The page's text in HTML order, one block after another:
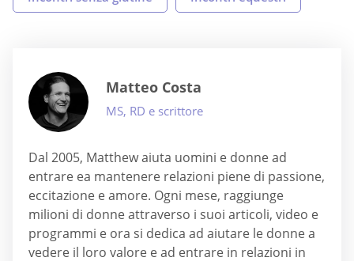
Matteo Costa
MS, RD e scrittore
Dal 2005, Matthew aiuta uomini e donne ad
entrare ea mantenere relazioni piene di passione,
eccitazione e amore. Ogni mese, raggiunge
milioni di donne attraverso i suoi articoli, video e
programmi e ora si dedica ad aiutare le donne a
vedere il loro valore e ad entrare in relazioni in